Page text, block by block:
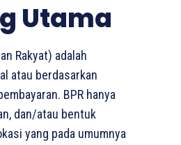
Utama
Rakyat) adalah
atau berdasarkan
BPR hanya
dan/atau bentuk
yang pada umumnya